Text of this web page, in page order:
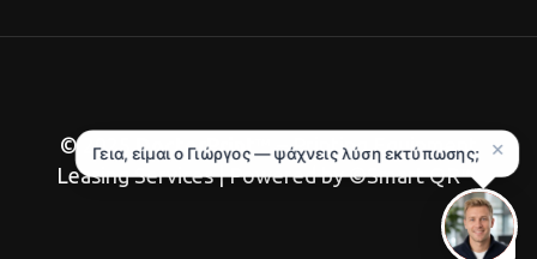
© 2025DoctorPrint
™ – Printing Equipment
Leasing Services | Powered by ©Smart QR™.